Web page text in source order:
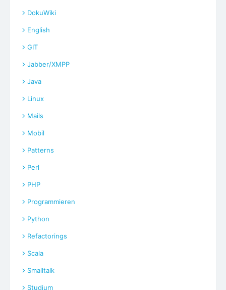
DokuWiki
English
GIT
Jabber/XMPP
Java
Linux
Mails
Mobil
Patterns
Perl
PHP
Programmieren
Python
Refactorings
Scala
Smalltalk
Studium